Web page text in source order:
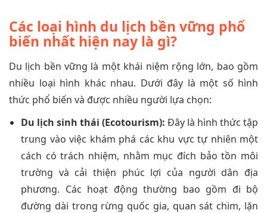
Các loại hình du lịch bền vững phổ
biến nhất hiện nay là gì?
Du lịch bền vững là một khái niệm rộng lớn, bao gồm
nhiều loại hình khác nhau. Dưới đây là một số hình
thức phổ biến và được nhiều người lựa chọn:
Du lịch sinh thái (Ecotourism): Đây là hình thức tập
trung vào việc khám phá các khu vực tự nhiên một
cách có trách nhiệm, nhằm mục đích bảo tồn môi
trường và cải thiện phúc lợi của người dân địa
phương. Các hoạt động thường bao gồm đi bộ
đường dài trong rừng quốc gia, quan sát chim, lặn